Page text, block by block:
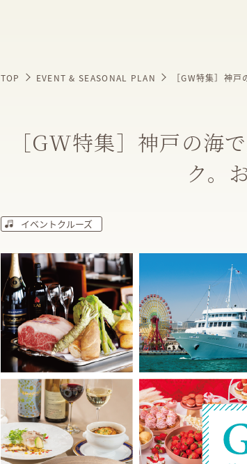
TOP EVENT & SEASONAL PLAN ［GW特集］神
［GW特集］神戸の海
ク。
イベントクルーズ